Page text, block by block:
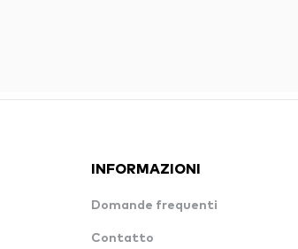
INFORMAZIONI
Domande frequenti
Contatto